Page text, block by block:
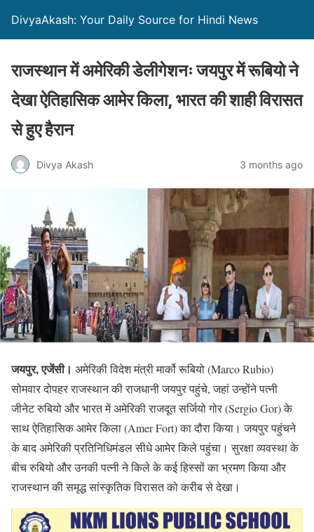
DivyaAkash: Your Daily Source for Hindi News
राजस्थान में अमेरिकी डेलीगेशनः जयपुर में रूबियो ने
देखा ऐतिहासिक आमेर किला, भारत की शाही विरासत
से हुए हैरान
Divya Akash 3 months ago
जयपुर, एजेंसी। अमेरिकी विदेश मंत्री मार्को रूबियो (Marco Rubio)
सोमवार दोपहर राजस्थान की राजधानी जयपुर पहुंचे, जहां उन्होंने पत्नी
जीनेट रुबियो और भारत में अमेरिकी राजदूत सर्जियो गोर (Sergio Gor) के
साथ ऐतिहासिक आमेर किला (Amer Fort) का दौरा किया। जयपुर पहुंचने
के बाद अमेरिकी प्रतिनिधिमंडल सीधे आमेर किले पहुंचा। सुरक्षा व्यवस्था के
बीच रुबियो और उनकी पत्नी ने किले के कई हिस्सों का भ्रमण किया और
राजस्थान की समृद्ध सांस्कृतिक विरासत को करीब से देखा।